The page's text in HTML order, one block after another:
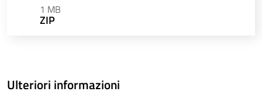
1 MB
ZIP
Ulteriori informazioni